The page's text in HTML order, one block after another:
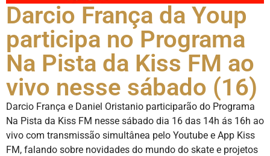
Darcio França da Youp
participa no Programa
Na Pista da Kiss FM ao
vivo nesse sábado (16)
Darcio França e Daniel Oristanio participarão do Programa
Na Pista da Kiss FM nesse sábado dia 16 das 14h ás 16h ao
vivo com transmissão simultânea pelo Youtube e App Kiss
FM, falando sobre novidades do mundo do skate e projetos